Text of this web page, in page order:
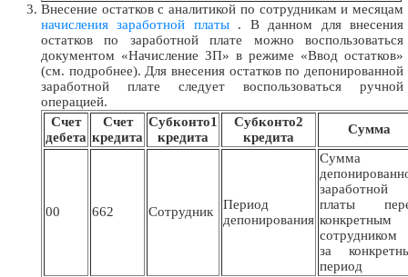
Внесение остатков с аналитикой по сотрудникам и месяцам
начисления заработной платы. В данном для внесения
остатков по заработной плате можно воспользоваться
документом «Начисление ЗП» в режиме «Ввод остатков»
(см. подробнее). Для внесения остатков по депонированной
заработной плате следует воспользоваться ручной
операцией.
Счет
дебета
Счет
кредита
Субконто1
кредита
Субконто2
кредита
Сумма
00 662 Сотрудник
Период
депонирования
Сумма
заработной
платы
конкретным
за
период